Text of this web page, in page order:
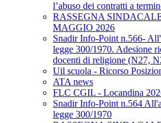
l’abuso dei contratti a
RASSEGNA
MAGGIO 2026
Snadir Info-Point n.566-
legge 300/1970. Adesione
docenti di religione (N27,
Uil scuola - Ricorso
ATA news
FLC CGIL - Locandina
Snadir Info-Point n.564
legge 300/1970